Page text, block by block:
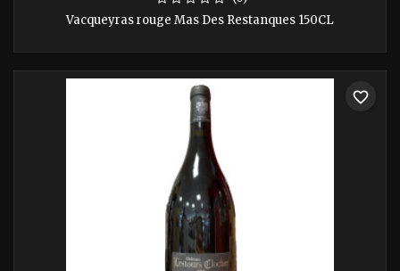
Vacqueyras rouge Mas Des Restanques 150CL
favorite_border